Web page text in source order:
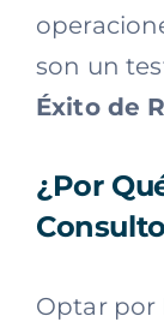
son un
Éxito de
¿Por
Optar por